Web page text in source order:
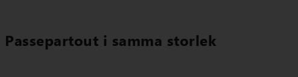
Passepartout i samma storlek